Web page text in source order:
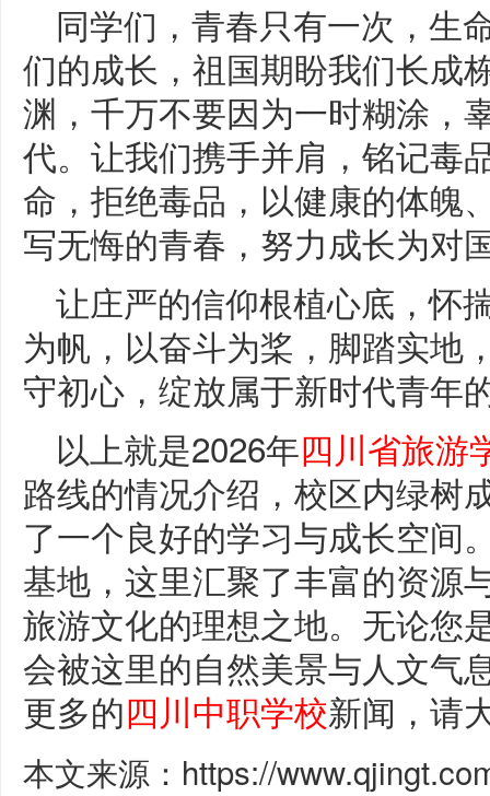
同学们，青春只有一次，生
们的成长，祖国期盼我们长成
渊，千万不要因为一时糊涂，
代。让我们携手并肩，铭记毒
命，拒绝毒品，以健康的体魄
写无悔的青春，努力成长为对
让庄严的信仰根植心底，怀
为帆，以奋斗为桨，脚踏实地
守初心，绽放属于新时代青年
以上就是2026年四川省旅游
路线的情况介绍，校区内绿树
了一个良好的学习与成长空间
基地，这里汇聚了丰富的资源
旅游文化的理想之地。无论您
会被这里的自然美景与人文气
更多的四川中职学校新闻，请
本文来源：https://